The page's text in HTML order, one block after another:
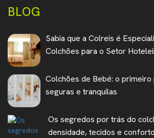
BLOG
Sabia que a Colreis é
Colchões para o Setor
Colchões de Bebé: o primeiro
seguras e tranquilas
Os segredos por trás do
densidade, tecidos e conforto